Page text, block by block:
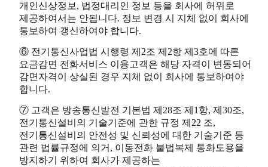
개인신상정보, 법정대리인 정보 등을 회사에 허위로
제공하여서는 안됩니다. 정보 변경 시 지체 없이 회사에
통보하여 갱신하여야 합니다.
⑥ 전기통신사업법 시행령 제2조 제2항 제3호에 따른
요금감면 전화서비스 이용고객은 해당 자격이 변동되어
감면자격이 상실된 경우 지체 없이 회사에 통보하여야
합니다.
⑦ 고객은 방송통신발전 기본법 제28조 제1항, 제30조,
전기통신설비의 기술기준에 관한 규정 제22 조,
전기통신설비의 안전성 및 신뢰성에 대한 기술기준 등
관련 법률규정에 의거, 이동전화 불법복제 통화도용을
방지하기 위하여 회사가 제공하는